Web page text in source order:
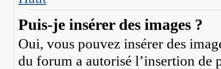
Puis-je insérer des images ?
Oui, vous pouvez insérer des
du forum a autorisé l’insertion de